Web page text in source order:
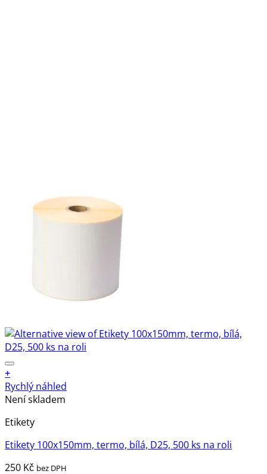
+
Rychlý náhled
Není skladem
Etikety
Etikety 100x150mm, termo, bílá, D25, 500 ks na roli
250 Kč bez DPH